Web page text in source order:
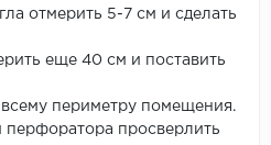
отмерить 5-7 см и сделать
еще 40 см и поставить
всему периметру помещения.
просверлить